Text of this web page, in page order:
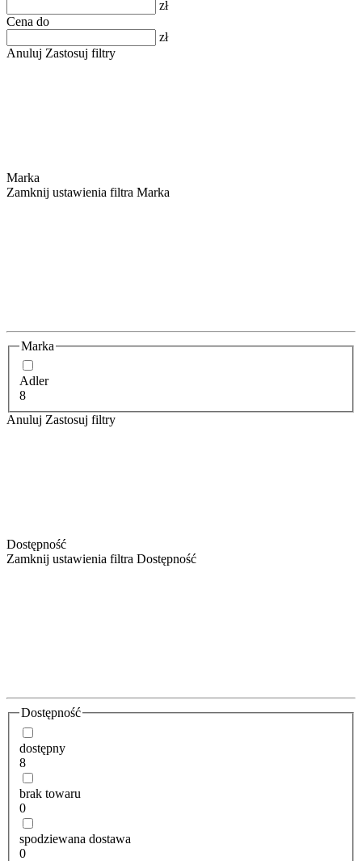
zł
Cena do
zł
Anuluj Zastosuj filtry
Marka
Zamknij ustawienia filtra Marka
Marka
Adler
8
Anuluj Zastosuj filtry
Dostępność
Zamknij ustawienia filtra Dostępność
Dostępność
dostępny
8
brak towaru
0
spodziewana dostawa
0